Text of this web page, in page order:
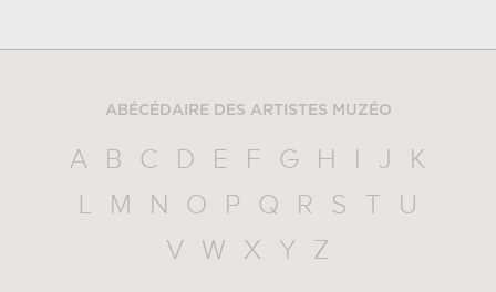
ABÉCÉDAIRE DES ARTISTES MUZÉO
A B C D E F G H I J
K
L
M N O P Q R S T
U
V
W X Y Z